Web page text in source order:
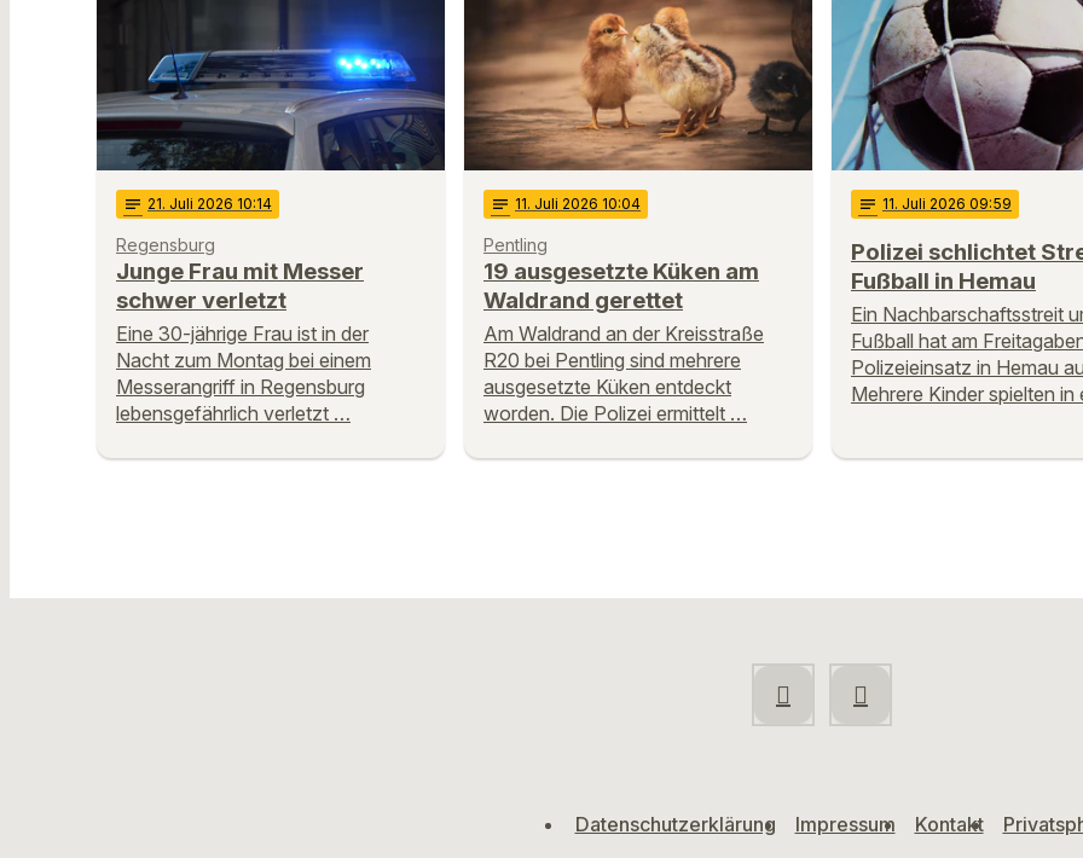
notes 21. Juli 2026 10:14
Regensburg
Junge Frau mit Messer
schwer verletzt
Eine 30-jährige Frau ist in der
Nacht zum Montag bei einem
Messerangriff in Regensburg
lebensgefährlich verletzt …
notes 11. Juli 2026 10:04
Pentling
19 ausgesetzte Küken am
Waldrand gerettet
Am Waldrand an der Kreisstraße
R20 bei Pentling sind mehrere
ausgesetzte Küken entdeckt
worden. Die Polizei ermittelt …
notes 11. Juli 2026 09:59
Polizei schlichtet
Fußball in Hemau
Ein Nachbarschaftsstreit
Fußball hat am
Polizeieinsatz in Hemau
Mehrere Kinder spielten
Datenschutzerklärung Impressum Kontakt